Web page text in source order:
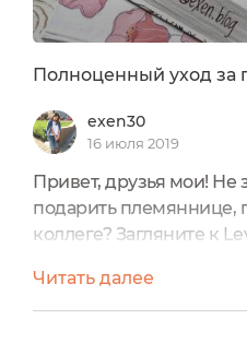
Полноценный уход за
exen30
16 июля 2019
Привет, друзья мои! Не
подарить племяннице,
коллеге? Загляните к
CLEANING,
янтарный скраб для
Читать далее